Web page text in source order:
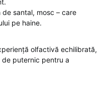
de santal, mosc – care
pe haine.
olfactivă echilibrată,
puternic pentru a